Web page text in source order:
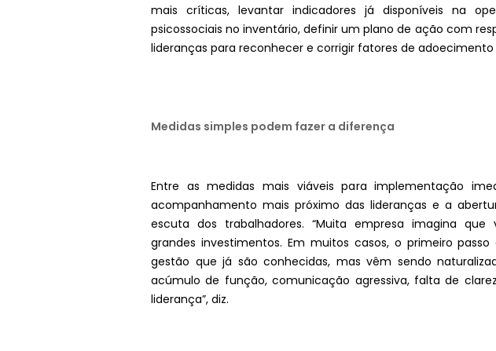
mais críticas, levantar indicadores já disponíveis na
psicossociais no inventário, definir um plano de ação com
lideranças para reconhecer e corrigir fatores de adoecimento
Medidas simples podem fazer a diferença
Entre as medidas mais viáveis para implementação
acompanhamento mais próximo das lideranças e a
escuta dos trabalhadores. “Muita empresa imagina
grandes investimentos. Em muitos casos, o primeiro
gestão que já são conhecidas, mas vêm sendo
acúmulo de função, comunicação agressiva, falta de
liderança”, diz.